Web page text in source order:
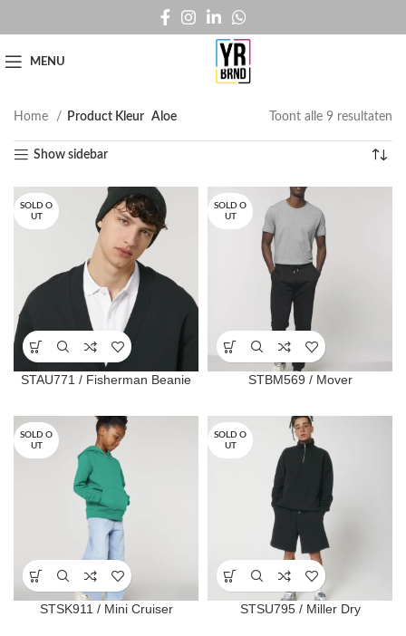
MENU
Home Product Kleur Aloe Toont alle 9 resultaten
Show sidebar
SOLD O
UT
STAU771 / Fisherman Beanie
SOLD O
UT
STBM569 / Mover
SOLD O
UT
STSK911 / Mini Cruiser
SOLD O
UT
STSU795 / Miller Dry